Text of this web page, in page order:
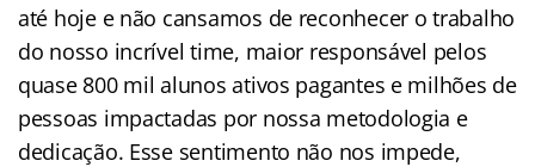
até hoje e não cansamos de reconhecer o trabalho
do nosso incrível time, maior responsável pelos
quase 800 mil alunos ativos pagantes e milhões de
pessoas impactadas por nossa metodologia e
dedicação. Esse sentimento não nos impede,